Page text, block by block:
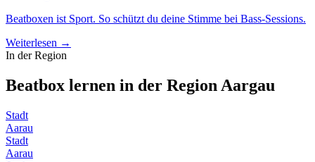
Beatboxen ist Sport. So schützt du deine Stimme bei Bass-Sessions.
Weiterlesen →
In der Region
Beatbox lernen in der RegionAargau
Stadt
Aarau
Stadt
Aarau